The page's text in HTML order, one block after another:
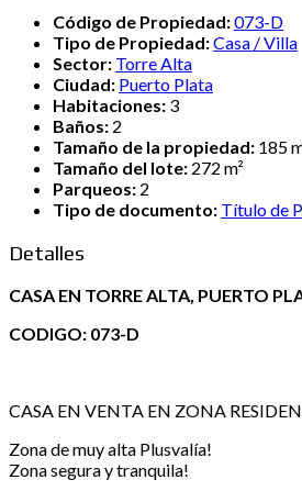
Código de Propiedad:073-D
Tipo de Propiedad:Casa / Villa
Sector: Torre Alta
Ciudad: Puerto Plata
Habitaciones: 3
Baños: 2
Tamaño de la propiedad: 185
Tamaño del lote: 272 m²
Parqueos: 2
Tipo de documento: Título de
Detalles
CASA EN TORRE ALTA, PUERTO
CODIGO: 073-D
CASA EN VENTA EN ZONA
Zona de muy alta Plusvalía!
Zona segura y tranquila!